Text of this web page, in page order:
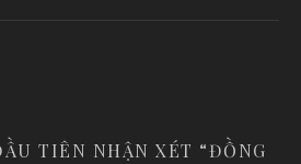
TIÊN NHẬN XÉT “ĐỒNG